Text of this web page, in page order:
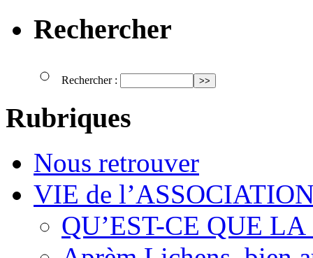
Rechercher
Rechercher :
Rubriques
Nous retrouver
VIE de
QU’EST-CE QUE